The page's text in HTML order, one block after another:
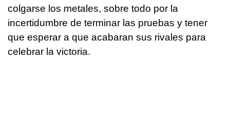
colgarse los metales, sobre todo por la
incertidumbre de terminar las pruebas y tener
que esperar a que acabaran sus rivales para
celebrar la victoria.